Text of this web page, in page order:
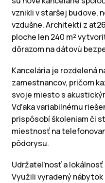
vznikli v staršej budove,
vzdušne. Architekti z
ploche len 240 m²
dôrazom na dátovú
Kancelária je rozdelená
zamestnancov, pričom
svoje miesto s
Vďaka variabilnému
prispôsobí školeniam či
miestnosť na
pôdorysu.
Udržateľnosť a
Využili vyradený